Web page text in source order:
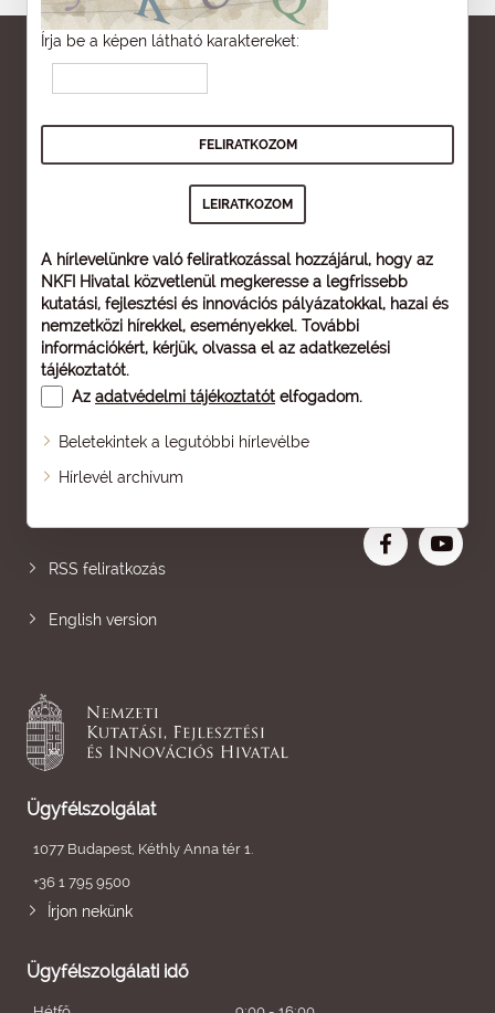
Írja be a képen látható karaktereket:
A hírlevelünkre való feliratkozással hozzájárul, hogy az
NKFI Hivatal közvetlenül megkeresse a legfrissebb
kutatási, fejlesztési és innovációs pályázatokkal, hazai és
nemzetközi hírekkel, eseményekkel. További
információkért, kérjük, olvassa el az adatkezelési
tájékoztatót.
Az adatvédelmi tájékoztatót elfogadom.
Beletekintek a legutóbbi hírlevélbe
Hírlevél archívum
Oldaltérkép
RSS feliratkozás
English version
Ügyfélszolgálat
1077 Budapest, Kéthly Anna tér 1.
+36 1 795 9500
Írjon nekünk
Ügyfélszolgálati idő